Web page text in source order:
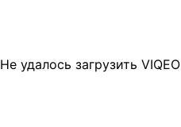
Не удалось загрузить VIQEO